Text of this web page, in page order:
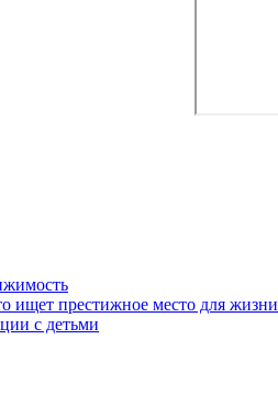
престижное место для жизни
с детьми